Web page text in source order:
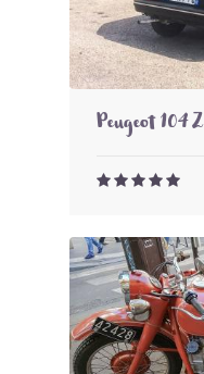
Peugeot 104 Z